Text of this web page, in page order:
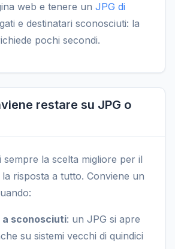
web e tenere un JPG di
e destinatari sconosciuti: la
pochi secondi.
restare su JPG o
sempre la scelta migliore per il
risposta a tutto. Conviene un
sconosciuti: un JPG si apre
su sistemi vecchi di quindici